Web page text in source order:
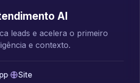
AI
leads e acelera o primeiro
e contexto.
· Site